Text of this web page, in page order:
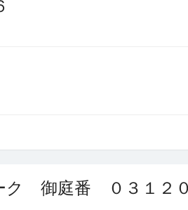
ク 御庭番 ０３１２０